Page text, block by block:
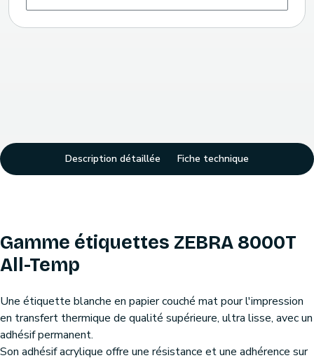
Description détaillée Fiche technique
Gamme étiquettes ZEBRA 8000T
All-Temp
Une étiquette blanche en papier couché mat pour l'impression
en transfert thermique de qualité supérieure, ultra lisse, avec un
adhésif permanent.
Son adhésif acrylique offre une résistance et une adhérence sur